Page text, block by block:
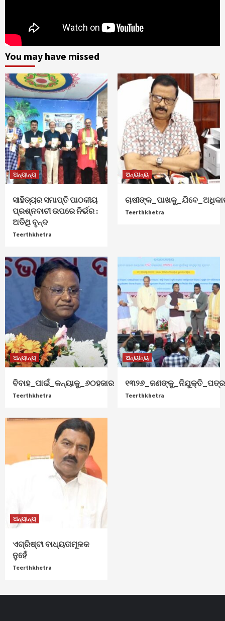
You may have missed
ଅନ୍ୟାନ୍ୟ
ସାହିତ୍ୟର ସମାପ୍ତି ପାଠକୀୟ
ପ୍ରଶ୍ନବାଚୀ ଉପରେ ନିର୍ଭର :
ଅତିଥି ବୃନ୍ଦ
Teerthkhetra
ଅନ୍ୟାନ୍ୟ
Teerthkhetra
ଅନ୍ୟାନ୍ୟ
ବିବାହ_ପାଇଁ_କନ୍ୟାକୁ_୬୦ହଜାର
Teerthkhetra
ଅନ୍ୟାନ୍ୟ
Teerthkhetra
ଅନ୍ୟାନ୍ୟ
ଏଗ୍ରିଷ୍ଟା ବାଧ୍ୟତାମୂଳକ
ନୁହେଁ
Teerthkhetra